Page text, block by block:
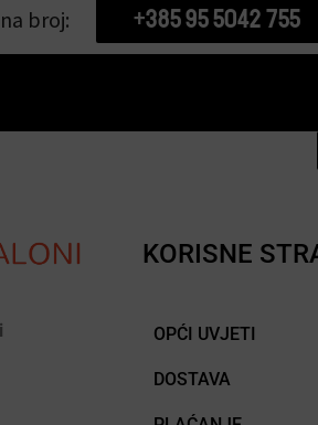
broj: +385 95 5042 755
KORISNE
OPĆI UVJETI
DOSTAVA